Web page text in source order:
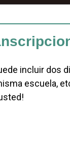
incluir dos
escuela,